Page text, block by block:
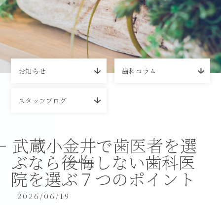
お知らせ 歯科コラム
スタッフブログ
武蔵小金井で歯医者を選
ぶなら――後悔しない歯科医
院を選ぶ７つのポイント
2026/06/19